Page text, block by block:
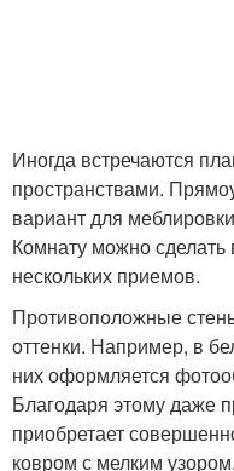
Иногда встречаются
пространствами.
вариант для
Комнату можно
нескольких приемов.
Противоположные
оттенки. Например, в
них оформляется
Благодаря этому даже
приобретает
ковром с мелким